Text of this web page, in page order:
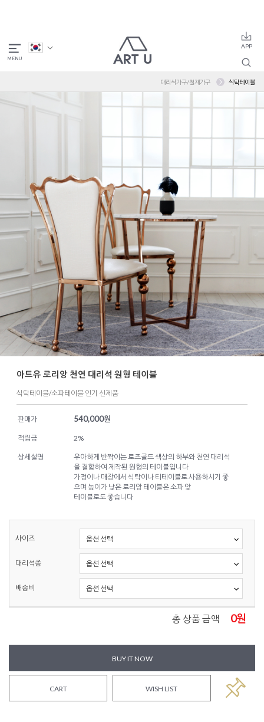
대리석가구/철재가구 식탁테이블
아트유 로리앙 천연 대리석 원형 테이블
식탁테이블/소파테이블 인기 신제품
판매가 540,000원
적립금 2%
상세설명
우아하게 반짝이는 로즈골드 색상의 하부와 천연 대리석
을 결합하여 제작된 원형의 테이블입니다
가정이나 매장에서 식탁이나 티테이블로 사용하시기 좋
으며 높이가 낮은 로리앙 테이블은 소파 앞
테이블로도 좋습니다
사이즈
대리석종
배송비
총 상품 금액 0원
BUY IT NOW
CART WISH LIST